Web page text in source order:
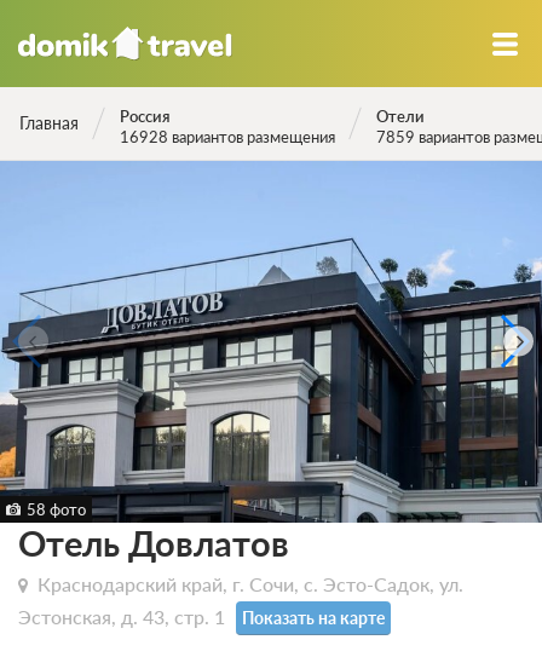
Главная
Россия
16928 вариантов размещения
Отели
7859 вариантов
58 фото
Отель Довлатов
Краснодарский край, г. Сочи, с. Эсто-Садок, ул.
Эстонская, д. 43, стр. 1
Показать на карте